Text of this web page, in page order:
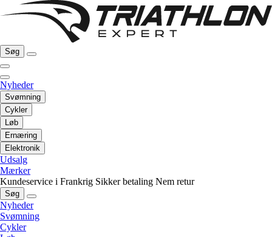
Søg
Nyheder
Svømning
Cykler
Løb
Ernæring
Elektronik
Udsalg
Mærker
Kundeservice i Frankrig Sikker betaling Nem retur
Søg
Nyheder
Svømning
Cykler